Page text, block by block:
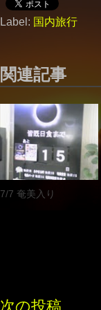
Label: 国内旅行
関連記事
7/7 奄美入り
次の投稿